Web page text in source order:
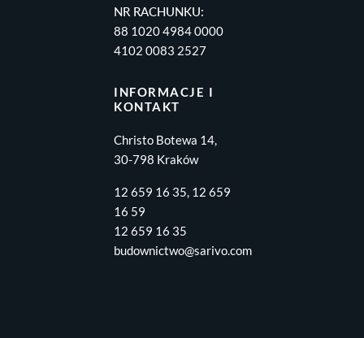
NR RACHUNKU:
88 1020 4984 0000
4102 0083 2527
INFORMACJE I
KONTAKT
Christo Botewa 14,
30-798 Kraków
12 659 16 35, 12 659
16 59
12 659 16 35
budownictwo@sarivo.com